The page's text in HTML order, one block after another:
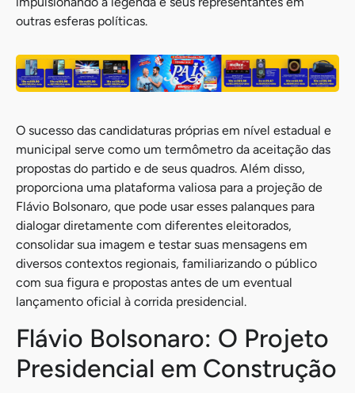
outras esferas políticas.
O sucesso das candidaturas próprias em nível estadual e
municipal serve como um termômetro da aceitação das
propostas do partido e de seus quadros. Além disso,
proporciona uma plataforma valiosa para a projeção de
Flávio Bolsonaro, que pode usar esses palanques para
dialogar diretamente com diferentes eleitorados,
consolidar sua imagem e testar suas mensagens em
diversos contextos regionais, familiarizando o público
com sua figura e propostas antes de um eventual
lançamento oficial à corrida presidencial.
Flávio Bolsonaro: O Projeto
Presidencial em Construção